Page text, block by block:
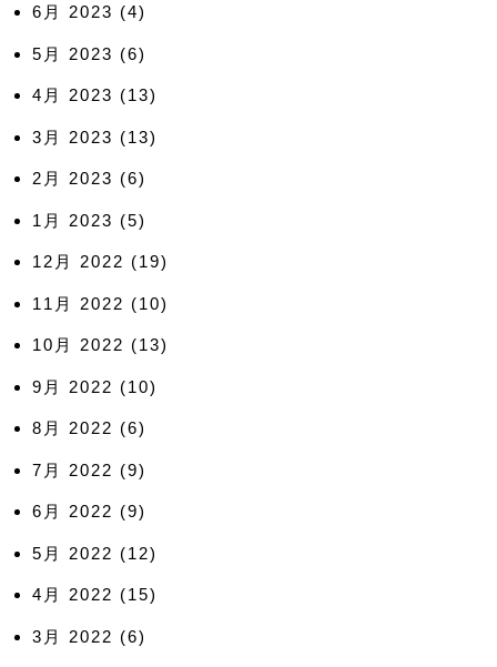
6月 2023 (4)
5月 2023 (6)
4月 2023 (13)
3月 2023 (13)
2月 2023 (6)
1月 2023 (5)
12月 2022 (19)
11月 2022 (10)
10月 2022 (13)
9月 2022 (10)
8月 2022 (6)
7月 2022 (9)
6月 2022 (9)
5月 2022 (12)
4月 2022 (15)
3月 2022 (6)